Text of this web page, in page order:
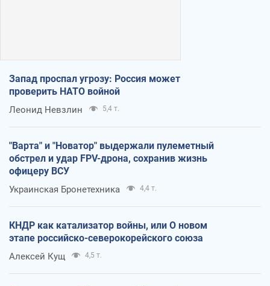
Запад проспал угрозу: Россия может
проверить НАТО войной
Леонид Невзлин 5,4 т.
"Варта" и "Новатор" выдержали пулеметный
обстрел и удар FPV-дрона, сохранив жизнь
офицеру ВСУ
Украинская Бронетехника 4,4 т.
КНДР как катализатор войны, или О новом
этапе российско-северокорейского союза
Алексей Кущ 4,5 т.